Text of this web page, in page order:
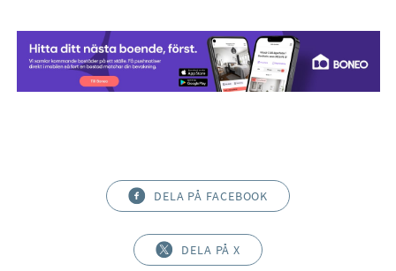
DELA PÅ FACEBOOK
DELA PÅ X